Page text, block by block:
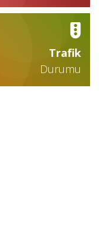
Trafik
Durumu